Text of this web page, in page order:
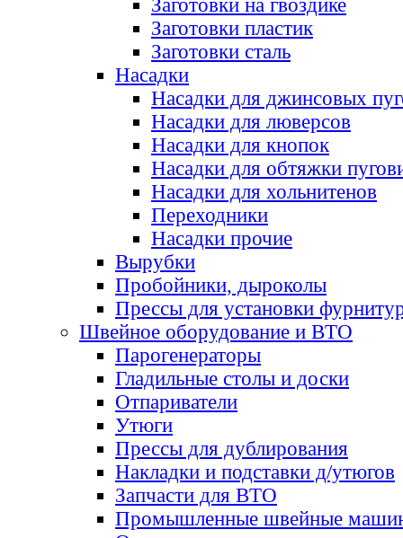
Заготовки на гвоздике
Заготовки пластик
Заготовки сталь
Насадки
Насадки для джинсовых
Насадки для люверсов
Насадки для кнопок
Насадки для обтяжки
Насадки для хольнитенов
Переходники
Насадки прочие
Вырубки
Пробойники, дыроколы
Прессы для установки
Швейное оборудование и ВТО
Парогенераторы
Гладильные столы и доски
Отпариватели
Утюги
Прессы для дублирования
Накладки и подставки д/утюгов
Запчасти для ВТО
Промышленные швейные